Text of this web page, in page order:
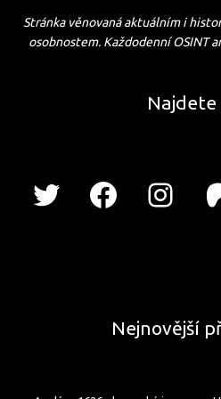
Stránka věnovaná aktuálním i
osobnostem. Každodenní OSINT
Najdete
Nejnovější